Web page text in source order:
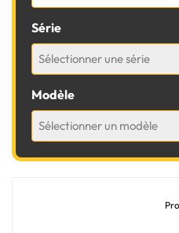
Série
Sélectionner une série
Modèle
Sélectionner un modèle